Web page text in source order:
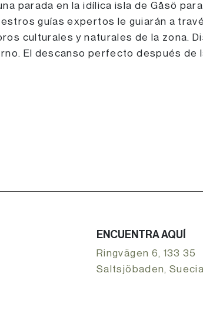
parada en la idílica isla de Gåsö
guías expertos le guiarán a
culturales y naturales de la zona.
El descanso perfecto después de
ENCUENTRA AQUÍ
Ringvägen 6, 133 35
Saltsjöbaden, Suecia